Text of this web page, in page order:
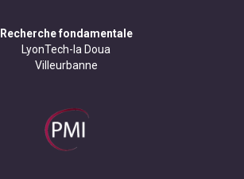
Recherche fondamentale
LyonTech-la Doua
Villeurbanne